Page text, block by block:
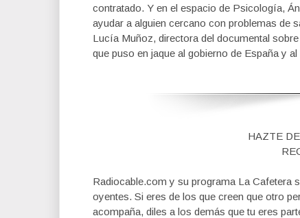
contratado. Y en el espacio de Psicología,
ayudar a alguien cercano con problemas de
Lucía Muñoz, directora del documental
que puso en jaque al gobierno de España y
HAZTE
Radiocable.com y su programa La Cafetera
oyentes. Si eres de los que creen que otro
acompaña, diles a los demás que tu eres